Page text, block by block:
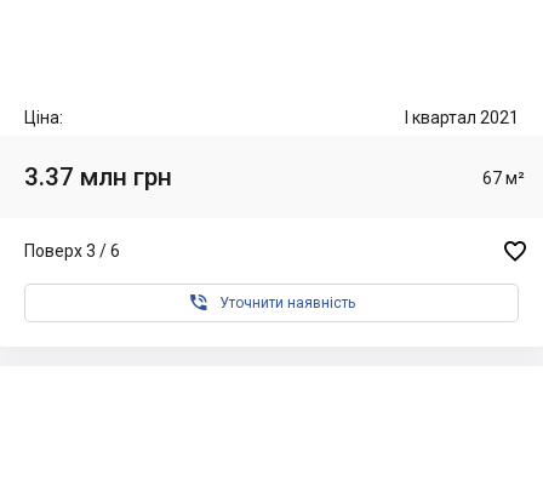
Ціна: I квартал 2021
3.37 млн грн 67 м²
Поверх 3 / 6 
 Уточнити наявність